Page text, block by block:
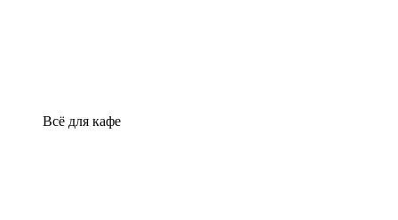
Всё для кафе